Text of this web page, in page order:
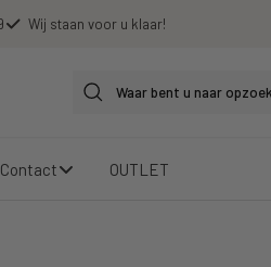
Wij staan voor u klaar!
Contact OUTLET